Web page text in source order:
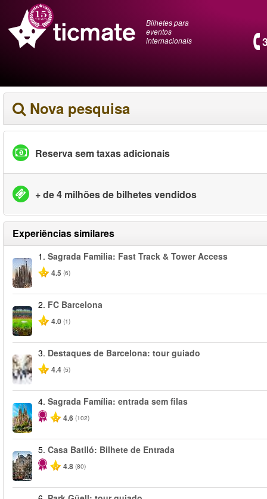
Bilhetes para
eventos
internacionais
Nova pesquisa
Reserva sem taxas adicionais
+ de 4 milhões de bilhetes vendidos
Experiências similares
1. Sagrada Familia: Fast Track & Tower Access
4.5 (6)
2. FC Barcelona
4.0 (1)
3. Destaques de Barcelona: tour guiado
4.4 (5)
4. Sagrada Família: entrada sem filas
4.6 (102)
5. Casa Batlló: Bilhete de Entrada
4.8 (80)